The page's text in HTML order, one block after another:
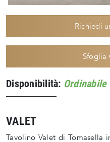
Richiedi
Sfoglia
Disponibilità: Ordinabile
VALET
Tavolino Valet di Tomasella